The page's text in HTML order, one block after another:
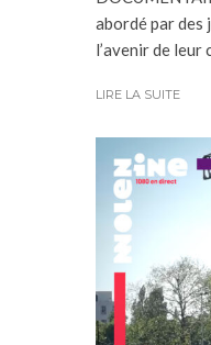
abordé par des
l’avenir de leur
LIRE LA SUITE